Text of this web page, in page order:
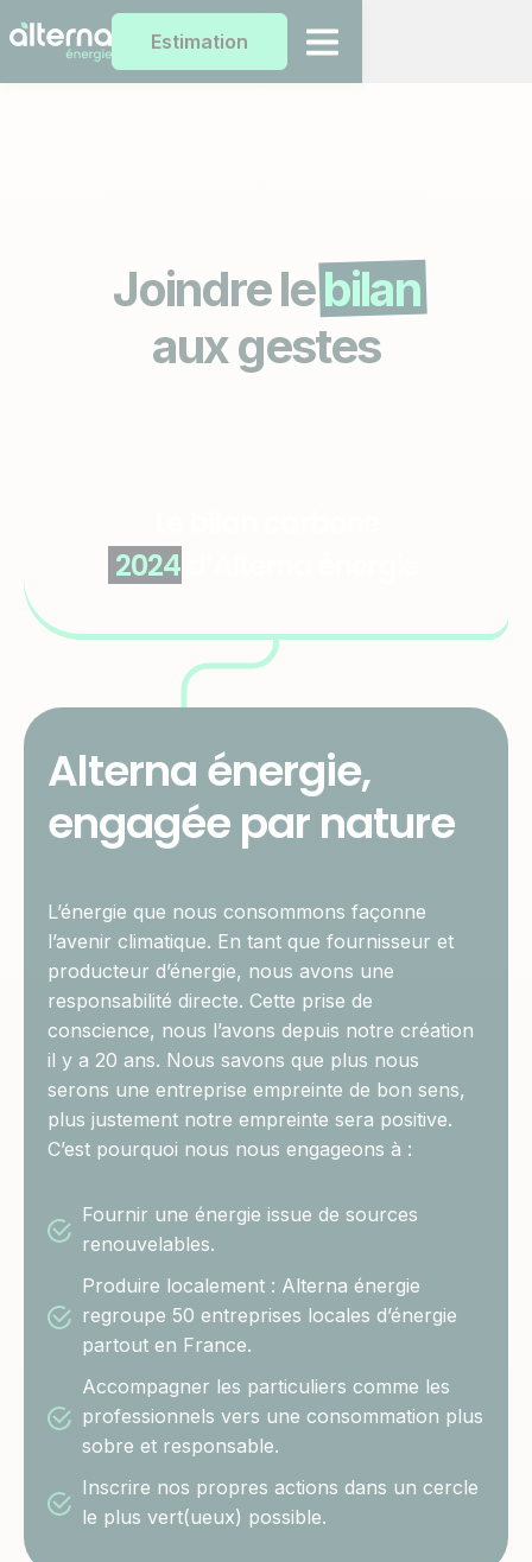
Estimation
Joindre lebilan
aux gestes
2024d’Alterna énergie
Alterna énergie,
engagée par nature
L’énergie que nous consommons façonne
l’avenir climatique. En tant que fournisseur et
producteur d’énergie, nous avons une
responsabilité directe. Cette prise de
conscience, nous l’avons depuis notre création
il y a 20 ans. Nous savons que plus nous
serons une entreprise empreinte de bon sens,
plus justement notre empreinte sera positive.
C’est pourquoi nous nous engageons à :
Fournir une énergie issue de sources
renouvelables.
Produire localement : Alterna énergie
regroupe 50 entreprises locales d’énergie
partout en France.
Accompagner les particuliers comme les
professionnels vers une consommation plus
sobre et responsable.
Inscrire nos propres actions dans un cercle
le plus vert(ueux) possible.